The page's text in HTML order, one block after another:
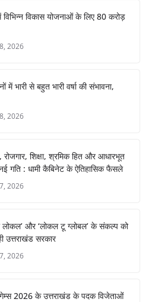
विभिन्न विकास योजनाओं के लिए 80 करोड़
2026
में भारी से बहुत भारी वर्षा की संभावना,
2026
शिक्षा, श्रमिक हित और आधारभूत
गति : धामी कैबिनेट के ऐतिहासिक फैसले
2026
लोकल’ और ‘लोकल टू ग्लोबल’ के संकल्प को
उत्तराखंड सरकार
2026
2026 के उत्तराखंड के पदक विजेताओं